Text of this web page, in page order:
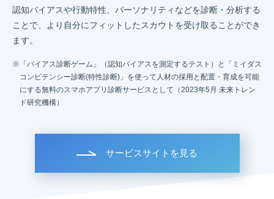
認知バイアスや行動特性、パーソナリティなどを診断・分析する
ことで、より自分にフィットしたスカウトを受け取ることができ
ます。
「バイアス診断ゲーム」（認知バイアスを測定するテスト）と「ミイダス
コンピテンシー診断(特性診断)」を使って人材の採用と配置・育成を可能
にする無料のスマホアプリ診断サービスとして（2023年5月 未来トレン
ド研究機構）
サービスサイトを見る